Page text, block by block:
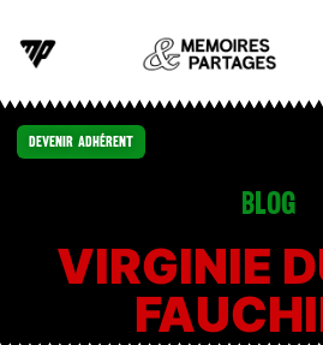
Devenir Adhérent
Blog
VIRGINIE